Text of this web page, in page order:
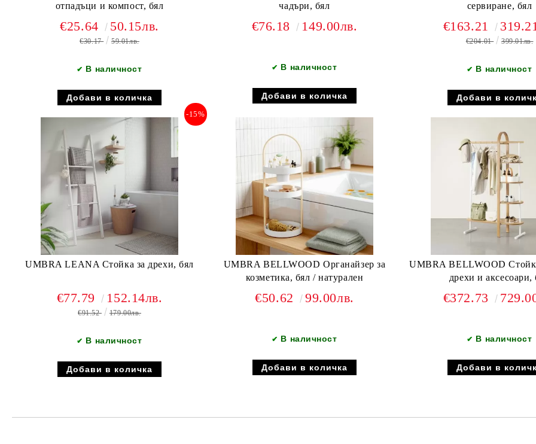
отпадъци и компост, бял
€25.64 50.15лв.
€30.17 59.01лв.
✔ В наличност
чадъри, бял
€76.18 149.00лв.
✔ В наличност
сервиране, бял
€163.21
€204.01 399.01лв.
✔ В наличност
UMBRA LEANA Стойка за дрехи, бял
-15%
€77.79 152.14лв.
€91.52 179.00лв.
✔ В наличност
UMBRA BELLWOOD Органайзер за
козметика, бял / натурален
€50.62 99.00лв.
✔ В наличност
UMBRA BELLWOOD
дрехи и аксесоари,
€372.73
✔ В наличност